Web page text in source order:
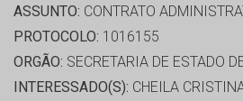
ASSUNTO: CONTRATO
PROTOCOLO: 1016155
ORGÃO: SECRETARIA DE ESTADO
INTERESSADO(S): CHEILA